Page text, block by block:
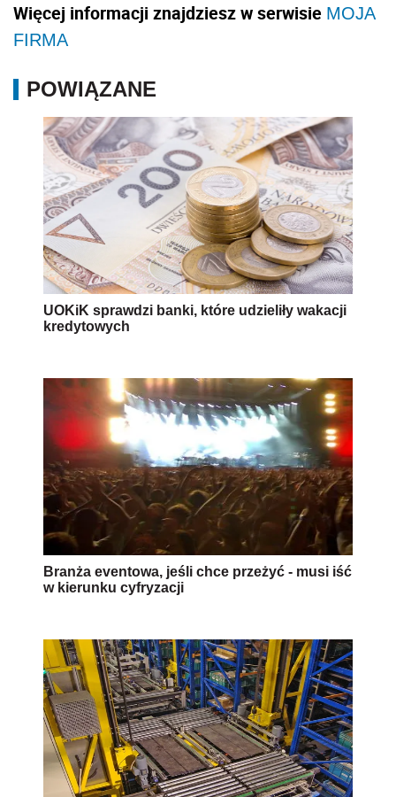
Więcej informacji znajdziesz w serwisie MOJA
FIRMA
POWIĄZANE
UOKiK sprawdzi banki, które udzieliły wakacji
kredytowych
Branża eventowa, jeśli chce przeżyć - musi iść
w kierunku cyfryzacji